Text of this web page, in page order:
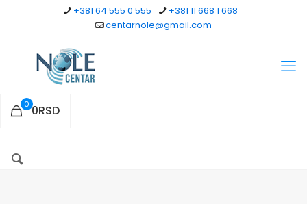
+381 64 555 0 555
+381 11 668 1 668
centarnole@gmail.com
0 0RSD